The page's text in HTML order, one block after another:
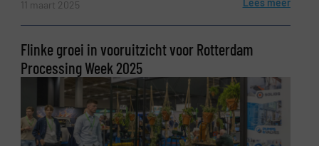
11 maart 2025 Lees meer
Flinke groei in vooruitzicht voor Rotterdam
Processing Week 2025